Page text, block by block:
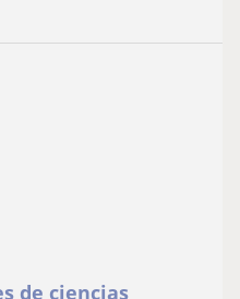
de ciencias